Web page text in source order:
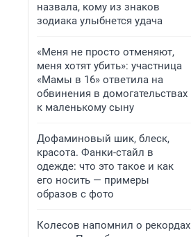
назвала, кому из знаков
зодиака улыбнется удача
«Меня не просто отменяют,
меня хотят убить»: участница
«Мамы в 16» ответила на
обвинения в домогательствах
к маленькому сыну
Дофаминовый шик, блеск,
красота. Фанки-стайл в
одежде: что это такое и как
его носить — примеры
образов с фото
Колесов напомнил о рекордах